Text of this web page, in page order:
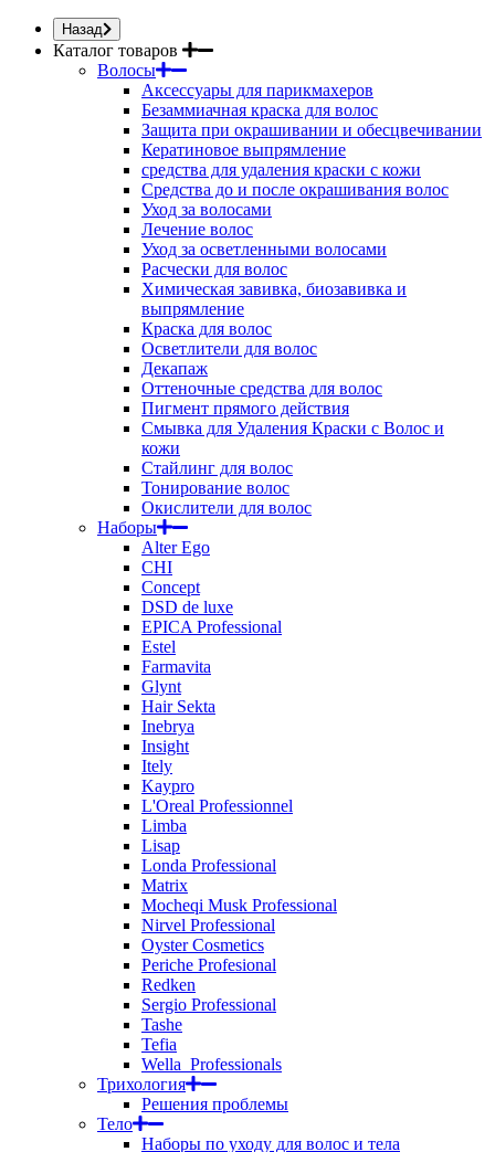
Назад
Каталог товаров
Волосы
Аксессуары для парикмахеров
Безаммиачная краска для волос
Защита при окрашивании и обесцвечивании
Кератиновое выпрямление
средства для удаления краски с кожи
Средства до и после окрашивания волос
Уход за волосами
Лечение волос
Уход за осветленными волосами
Расчески для волос
Химическая завивка, биозавивка и
выпрямление
Краска для волос
Осветлители для волос
Декапаж
Оттеночные средства для волос
Пигмент прямого действия
Смывка для Удаления Краски с Волос и
кожи
Стайлинг для волос
Тонирование волос
Окислители для волос
Наборы
Alter Ego
CHI
Concept
DSD de luxe
EPICA Professional
Estel
Farmavita
Glynt
Hair Sekta
Inebrya
Insight
Itely
Kaypro
L'Oreal Professionnel
Limba
Lisap
Londa Professional
Matrix
Mocheqi Musk Professional
Nirvel Professional
Oyster Cosmetics
Periche Profesional
Redken
Sergio Professional
Tashe
Tefia
Wella_Professionals
Трихология
Решения проблемы
Тело
Наборы по уходу для волос и тела